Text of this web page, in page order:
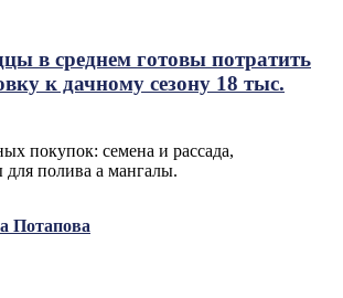
в среднем готовы потратить
к дачному сезону 18 тыс.
покупок: семена и рассада,
для полива а мангалы.
Потапова